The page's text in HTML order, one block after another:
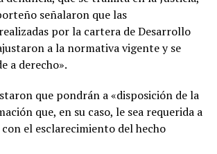
señalaron que las
por la cartera de Desarrollo
a la normativa vigente y se
a derecho».
que pondrán a «disposición de la
que, en su caso, le sea requerida a
el esclarecimiento del hecho